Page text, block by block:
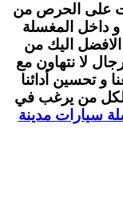
على الحرص من
و داخل المغسلة
اليك من
لا نتهاون مع
و تحسين أدائنا
من يرغب في
سيارات مدينة